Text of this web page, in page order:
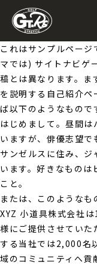
これはサンプルペー
マでは) サイトナビゲ
稿とは異なります。ま
を説明する自己紹介
ば以下のようなもので
はじめまして。昼間
いますが、俳優志望で
サンゼルスに住み、ジ
います。好きなものは
こと。
または、このようなも
XYZ 小道具株式会社
様にご提供させていた
する当社では2,000名
域のコミュニティへ貢